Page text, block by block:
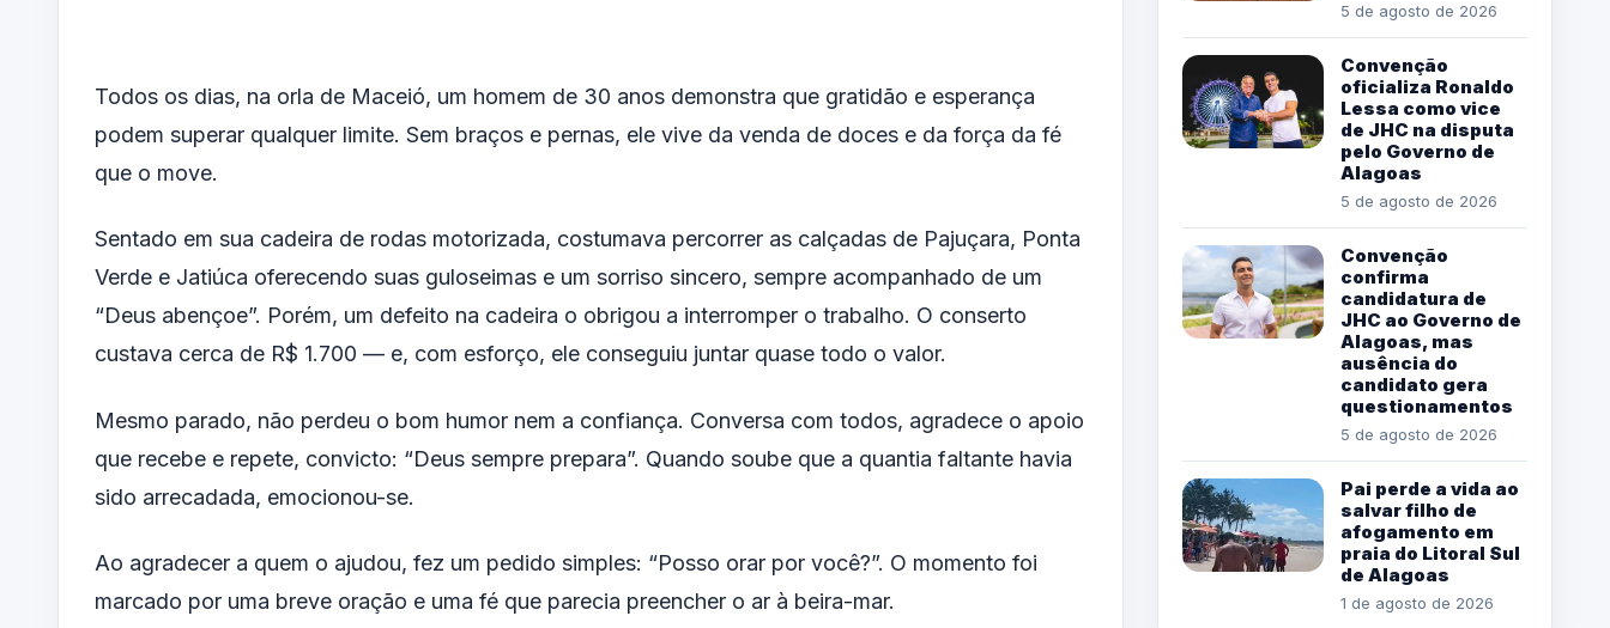
Todos os dias, na orla de Maceió, um homem de 30 anos demonstra que gratidão e esperança
podem superar qualquer limite. Sem braços e pernas, ele vive da venda de doces e da força da fé
que o move.
Sentado em sua cadeira de rodas motorizada, costumava percorrer as calçadas de Pajuçara, Ponta
Verde e Jatiúca oferecendo suas guloseimas e um sorriso sincero, sempre acompanhado de um
“Deus abençoe”. Porém, um defeito na cadeira o obrigou a interromper o trabalho. O conserto
custava cerca de R$ 1.700 — e, com esforço, ele conseguiu juntar quase todo o valor.
Mesmo parado, não perdeu o bom humor nem a confiança. Conversa com todos, agradece o apoio
que recebe e repete, convicto: “Deus sempre prepara”. Quando soube que a quantia faltante havia
sido arrecadada, emocionou-se.
Ao agradecer a quem o ajudou, fez um pedido simples: “Posso orar por você?”. O momento foi
marcado por uma breve oração e uma fé que parecia preencher o ar à beira-mar.
5 de agosto de 2026
Convenção
oficializa Ronaldo
Lessa como vice
de JHC na disputa
pelo Governo de
Alagoas
5 de agosto de 2026
Convenção
confirma
candidatura de
JHC ao Governo de
Alagoas, mas
ausência do
candidato gera
questionamentos
5 de agosto de 2026
Pai perde a vida ao
salvar filho de
afogamento em
praia do Litoral Sul
de Alagoas
1 de agosto de 2026